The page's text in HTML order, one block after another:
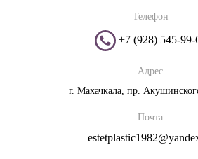
Телефон
+7 (928) 545-99-
Адрес
г. Махачкала, пр.
Почта